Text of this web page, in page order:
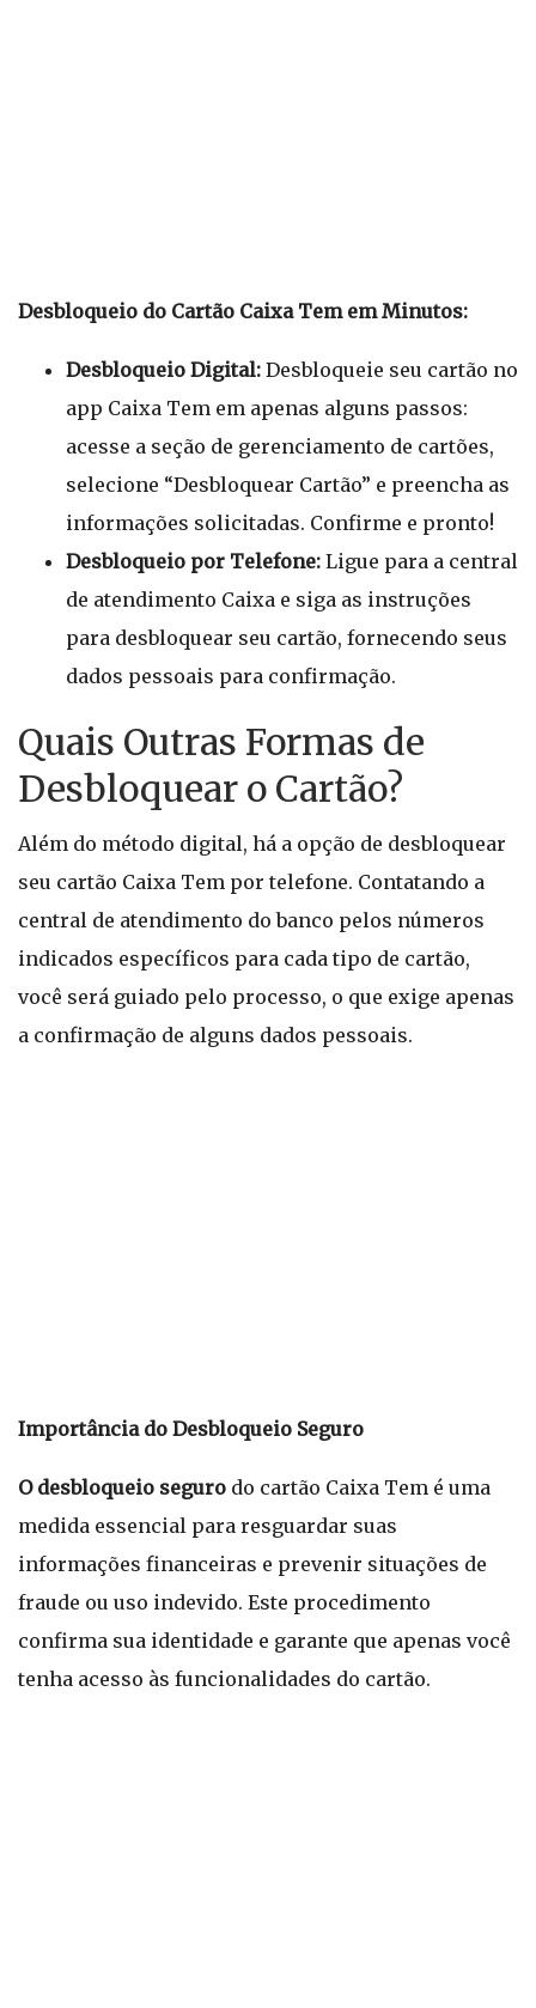
Desbloqueio do Cartão Caixa Tem em Minutos:
Desbloqueio Digital: Desbloqueie seu cartão no
app Caixa Tem em apenas alguns passos:
acesse a seção de gerenciamento de cartões,
selecione “Desbloquear Cartão” e preencha as
informações solicitadas. Confirme e pronto!
Desbloqueio por Telefone: Ligue para a central
de atendimento Caixa e siga as instruções
para desbloquear seu cartão, fornecendo seus
dados pessoais para confirmação.
Quais Outras Formas de
Desbloquear o Cartão?
Além do método digital, há a opção de desbloquear
seu cartão Caixa Tem por telefone. Contatando a
central de atendimento do banco pelos números
indicados específicos para cada tipo de cartão,
você será guiado pelo processo, o que exige apenas
a confirmação de alguns dados pessoais.
Importância do Desbloqueio Seguro
O desbloqueio seguro do cartão Caixa Tem é uma
medida essencial para resguardar suas
informações financeiras e prevenir situações de
fraude ou uso indevido. Este procedimento
confirma sua identidade e garante que apenas você
tenha acesso às funcionalidades do cartão.